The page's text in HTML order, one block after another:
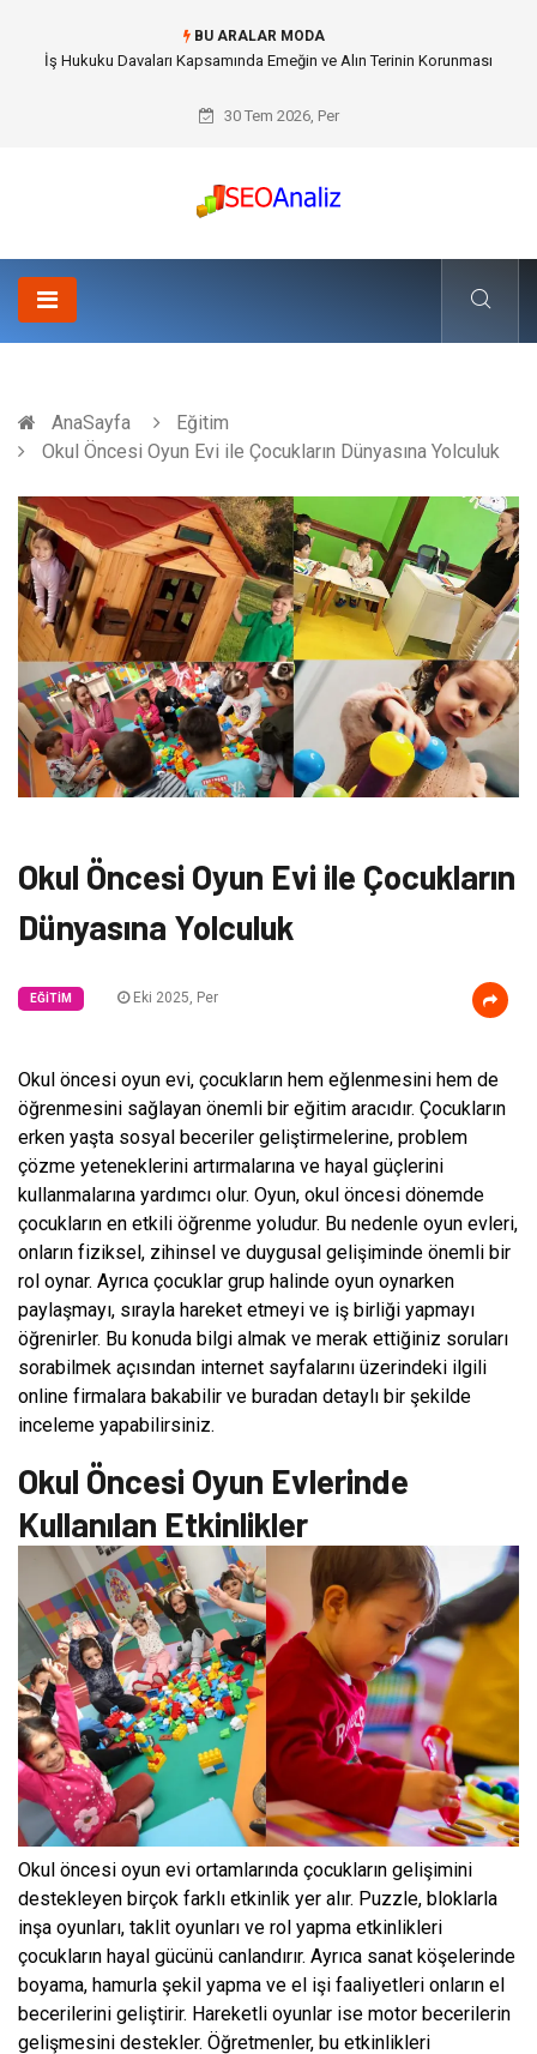
BU ARALAR MODA
Best Security Software (En İyi Güvenlik Yazılımı) ile Uzaktan Çalışmada
30 Tem 2026, Per
AnaSayfa
Eğitim
Okul Öncesi Oyun Evi ile Çocukların Dünyasına Yolculuk
Okul Öncesi Oyun Evi ile Çocukların
Dünyasına Yolculuk
EĞITIM Eki 2025, Per
Okul öncesi oyun evi, çocukların hem eğlenmesini hem de
öğrenmesini sağlayan önemli bir eğitim aracıdır. Çocukların
erken yaşta sosyal beceriler geliştirmelerine, problem
çözme yeteneklerini artırmalarına ve hayal güçlerini
kullanmalarına yardımcı olur. Oyun, okul öncesi dönemde
çocukların en etkili öğrenme yoludur. Bu nedenle oyun evleri,
onların fiziksel, zihinsel ve duygusal gelişiminde önemli bir
rol oynar. Ayrıca çocuklar grup halinde oyun oynarken
paylaşmayı, sırayla hareket etmeyi ve iş birliği yapmayı
öğrenirler. Bu konuda bilgi almak ve merak ettiğiniz soruları
sorabilmek açısından internet sayfalarını üzerindeki ilgili
online firmalara bakabilir ve buradan detaylı bir şekilde
inceleme yapabilirsiniz.
Okul Öncesi Oyun Evlerinde
Kullanılan Etkinlikler
Okul öncesi oyun evi ortamlarında çocukların gelişimini
destekleyen birçok farklı etkinlik yer alır. Puzzle, bloklarla
inşa oyunları, taklit oyunları ve rol yapma etkinlikleri
çocukların hayal gücünü canlandırır. Ayrıca sanat köşelerinde
boyama, hamurla şekil yapma ve el işi faaliyetleri onların el
becerilerini geliştirir. Hareketli oyunlar ise motor becerilerin
gelişmesini destekler. Öğretmenler, bu etkinlikleri